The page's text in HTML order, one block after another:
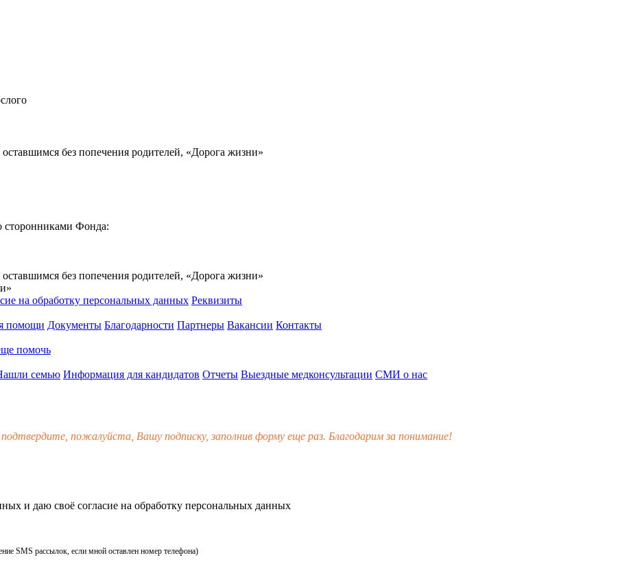
без попечения родителей, «Дорога жизни»
сторонниками Фонда:
без попечения родителей, «Дорога жизни»
на обработку персональных данных Реквизиты
помощи Документы Благодарности Партнеры Вакансии Контакты
помочь
семью Информация для кандидатов Отчеты Выездные медконсультации СМИ о нас
пожалуйста, Вашу подписку, заполнив форму еще раз. Благодарим за понимание!
и даю своё согласие на обработку персональных данных
SMS рассылок, если мной оставлен номер телефона)